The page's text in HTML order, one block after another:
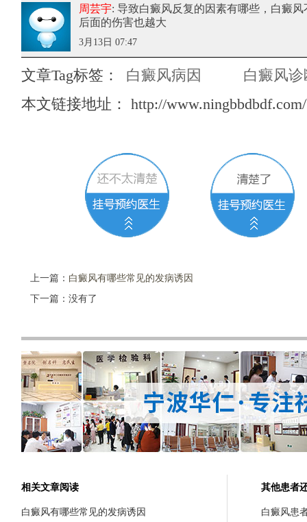
周芸宇: 导致白癜风反复的因素有哪些，白癜风
后面的伤害也越大
3月13日 07:47
文章Tag标签： 白癜风病因
白癜风诊
本文链接地址： http://
上一篇： 白癜风有哪些常见的发病诱因
下一篇：没有了
相关文章阅读
白癜风有哪些常见的发病诱因
其他患者
白癜风患